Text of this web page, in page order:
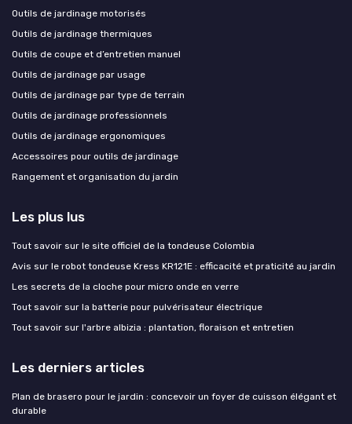
Outils de jardinage motorisés
Outils de jardinage thermiques
Outils de coupe et d’entretien manuel
Outils de jardinage par usage
Outils de jardinage par type de terrain
Outils de jardinage professionnels
Outils de jardinage ergonomiques
Accessoires pour outils de jardinage
Rangement et organisation du jardin
Les plus lus
Tout savoir sur le site officiel de la tondeuse Colombia
Avis sur le robot tondeuse Kress KR121E : efficacité et praticité au jardin
Les secrets de la cloche pour micro onde en verre
Tout savoir sur la batterie pour pulvérisateur électrique
Tout savoir sur l'arbre albizia : plantation, floraison et entretien
Les derniers articles
Plan de brasero pour le jardin : concevoir un foyer de cuisson élégant et
durable